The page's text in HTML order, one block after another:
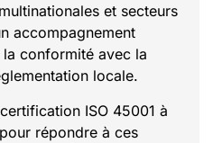
et secteurs
accompagnement
conformité avec la
locale.
ISO 45001 à
répondre à ces